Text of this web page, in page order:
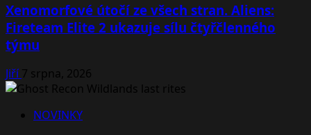
Xenomorfové útočí ze všech stran. Aliens:
Fireteam Elite 2 ukazuje sílu čtyřčlenného
týmu
Jiří7 srpna, 2026
NOVINKY